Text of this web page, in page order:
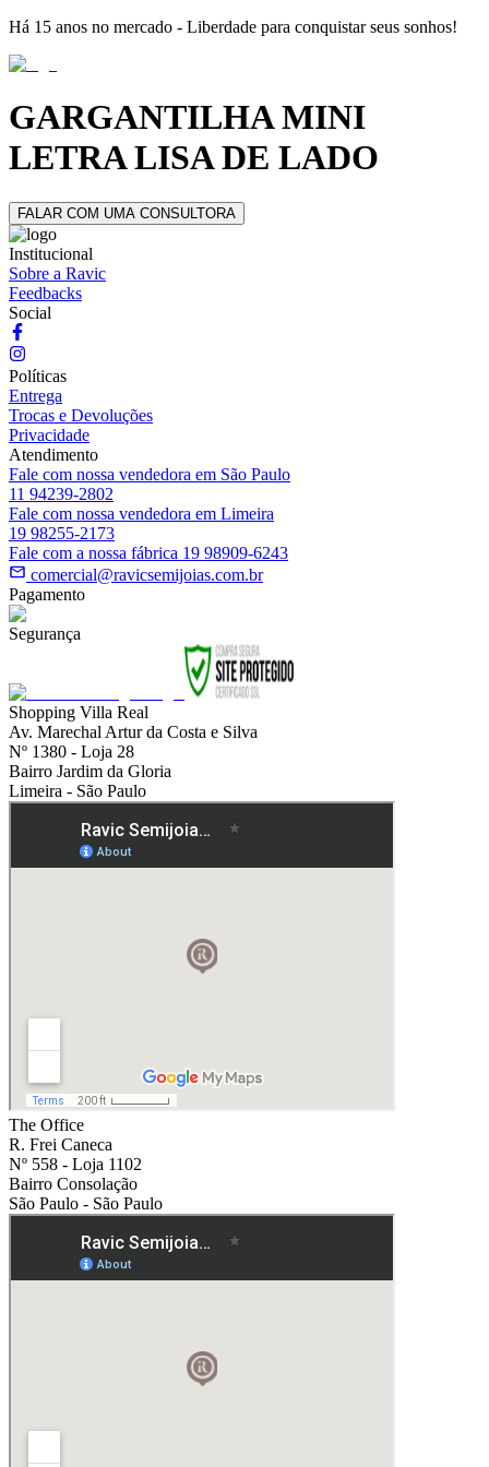
Há 15 anos no mercado - Liberdade para conquistar seus sonhos!
GARGANTILHA MINI
LETRA LISA DE LADO
FALAR COM UMA CONSULTORA
Institucional
Sobre a Ravic
Feedbacks
Social
Políticas
Entrega
Trocas e Devoluções
Privacidade
Atendimento
Fale com nossa vendedora em São Paulo
11 94239-2802
Fale com nossa vendedora em Limeira
19 98255-2173
Fale com a nossa fábrica 19 98909-6243
comercial@ravicsemijoias.com.br
Pagamento
Segurança
Shopping Villa Real
Av. Marechal Artur da Costa e Silva
Nº 1380 - Loja 28
Bairro Jardim da Gloria
Limeira - São Paulo
The Office
R. Frei Caneca
Nº 558 - Loja 1102
Bairro Consolação
São Paulo - São Paulo